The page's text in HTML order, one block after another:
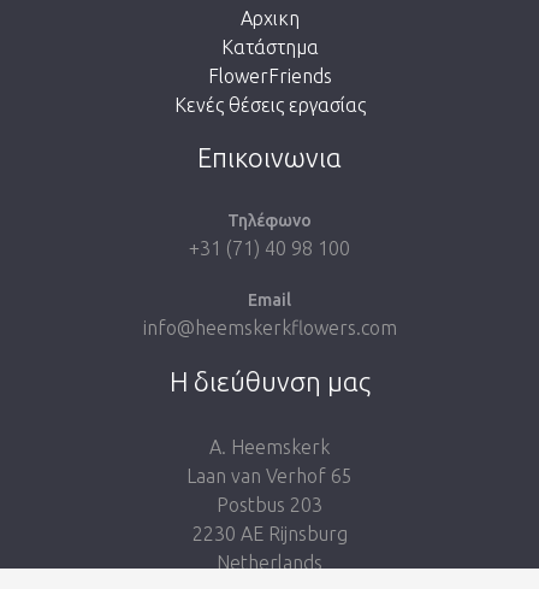
Take me back to the shop
Αρχικη
Κατάστημα
FlowerFriends
Κενές θέσεις εργασίας
Επικοινωνια
Τηλέφωνο
+31 (71) 40 98 100
Email
info@heemskerkflowers.com
Η διεύθυνση μας
A. Heemskerk
Laan van Verhof 65
Postbus 203
2230 AE Rijnsburg
Netherlands